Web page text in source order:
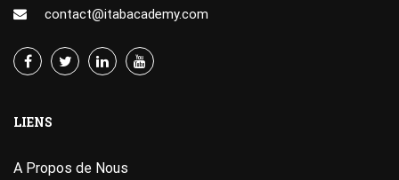
contact@itabacademy.com
LIENS
A Propos de Nous